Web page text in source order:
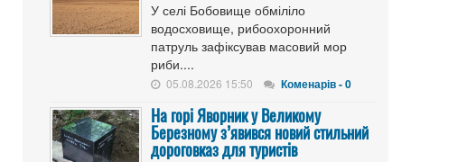
У селі Бобовище обміліло
водосховище, рибоохоронний
патруль зафіксував масовий мор
риби....
05.08.2026 15:50 Коменарів - 0
На горі Яворник у Великому
Березному з’явився новий стильний
дороговказ для туристів